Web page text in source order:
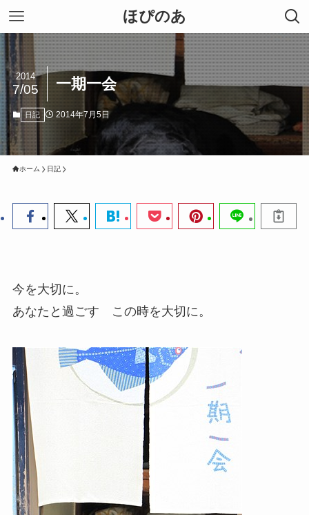
ほぴのあ
一期一会
2014
7/05
日記 2014年7月5日
ホーム 日記
今を大切に。
あなたと過ごす この時を大切に。